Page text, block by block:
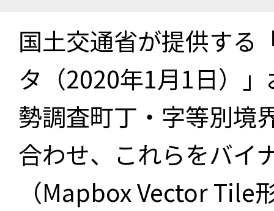
国土交通省が提供する
タ（2020年1月1日）
勢調査町丁・字等別境
合わせ、これらをバイ
（Mapbox Vector Tile